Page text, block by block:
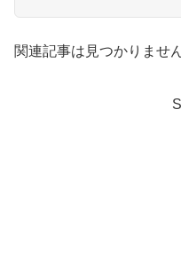
関連記事は見つかりませ